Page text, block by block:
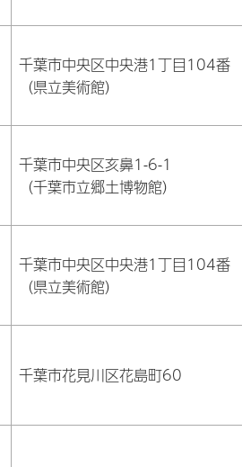
千葉市中央区中央港1丁目104番
（県立美術館）
千葉市中央区亥鼻1-6-1
（千葉市立郷土博物館）
千葉市中央区中央港1丁目104番
（県立美術館）
千葉市花見川区花島町60